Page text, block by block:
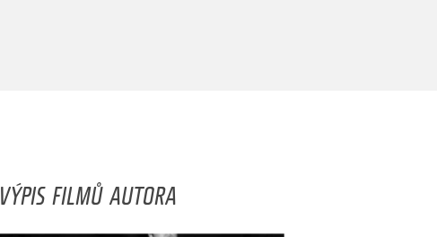
VÝPIS FILMŮ AUTORA